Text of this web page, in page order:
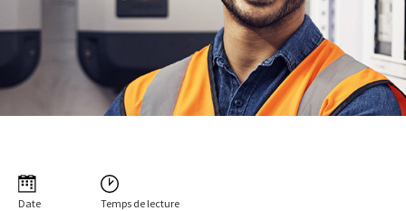
Date
Temps de lecture